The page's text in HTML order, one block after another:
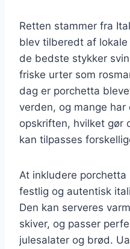
Retten stammer fra
blev tilberedt af
de bedste stykker
friske urter som
dag er porchetta
verden, og mange
opskriften, hvilket gør
kan tilpasses
At inkludere
festlig og autentisk
Den kan serveres
skiver, og passer
julesalater og brød.